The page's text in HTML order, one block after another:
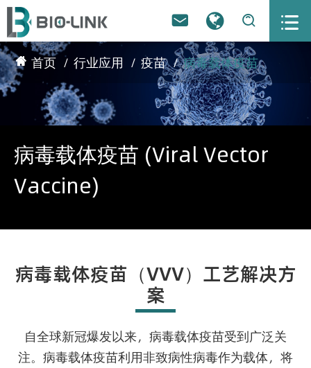
  
首页 行业应用 疫苗 病毒载体疫苗
病毒载体疫苗 (Viral Vector
Vaccine)
病毒载体疫苗（VVV）工艺解决方
案
自全球新冠爆发以来，病毒载体疫苗受到广泛关
注。病毒载体疫苗利用非致病性病毒作为载体，将